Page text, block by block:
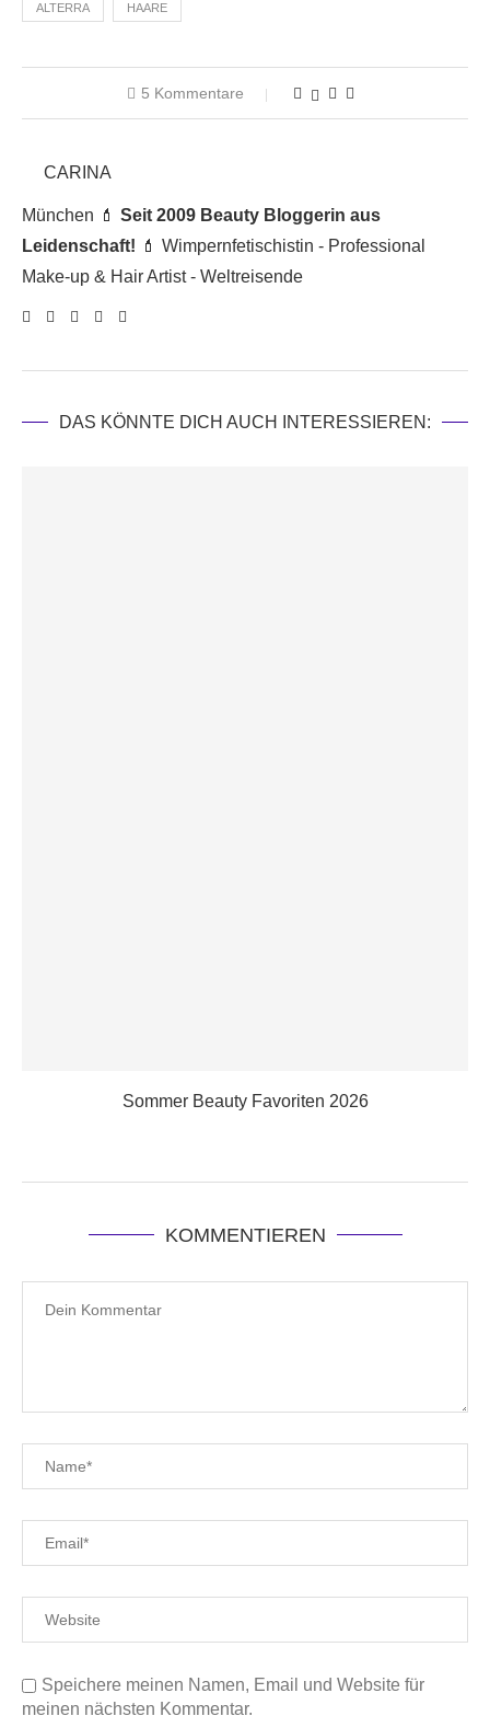
ALTERRA HAARE
5 Kommentare
CARINA
München 💄 Seit 2009 Beauty Bloggerin aus
Leidenschaft! 💄 Wimpernfetischistin - Professional
Make-up & Hair Artist - Weltreisende
DAS KÖNNTE DICH AUCH INTERESSIEREN:
Sommer Beauty Favoriten 2026
KOMMENTIEREN
Speichere meinen Namen, Email und Website für
meinen nächsten Kommentar.